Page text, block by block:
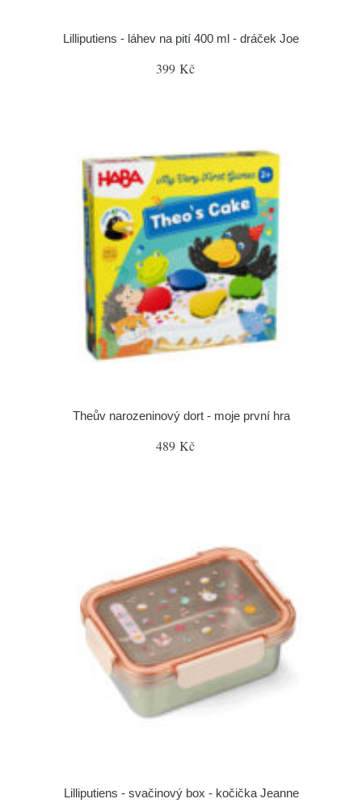
Lilliputiens - láhev na pití 400 ml - dráček Joe
399 Kč
Theův narozeninový dort - moje první hra
489 Kč
Lilliputiens - svačinový box - kočička Jeanne